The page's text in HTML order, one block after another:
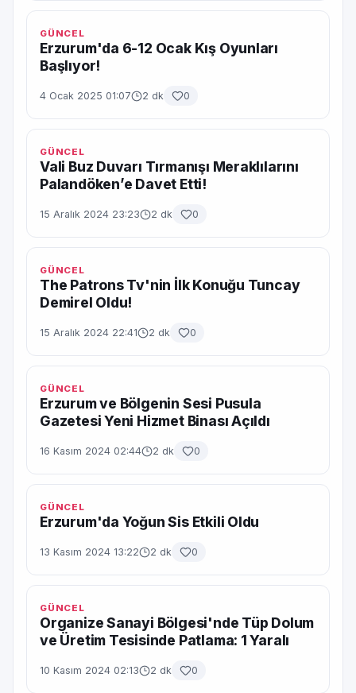
GÜNCEL
Erzurum'da 6-12 Ocak Kış Oyunları
Başlıyor!
4 Ocak 2025 01:07 2 dk 0
GÜNCEL
Vali Buz Duvarı Tırmanışı Meraklılarını
Palandöken’e Davet Etti!
15 Aralık 2024 23:23 2 dk 0
GÜNCEL
The Patrons Tv'nin İlk Konuğu Tuncay
Demirel Oldu!
15 Aralık 2024 22:41 2 dk 0
GÜNCEL
Erzurum ve Bölgenin Sesi Pusula
Gazetesi Yeni Hizmet Binası Açıldı
16 Kasım 2024 02:44 2 dk 0
GÜNCEL
Erzurum'da Yoğun Sis Etkili Oldu
13 Kasım 2024 13:22 2 dk 0
GÜNCEL
Organize Sanayi Bölgesi'nde Tüp Dolum
ve Üretim Tesisinde Patlama: 1 Yaralı
10 Kasım 2024 02:13 2 dk 0